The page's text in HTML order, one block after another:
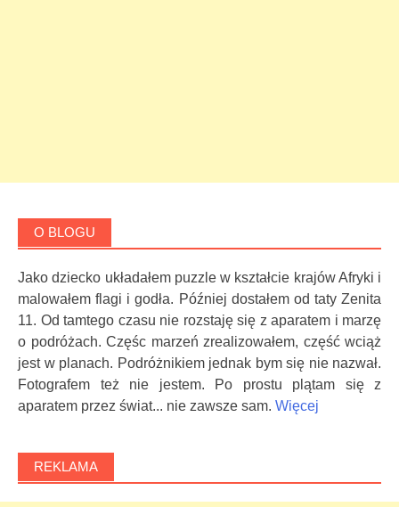
O BLOGU
Jako dziecko układałem puzzle w kształcie krajów Afryki i
malowałem flagi i godła. Później dostałem od taty Zenita
11. Od tamtego czasu nie rozstaję się z aparatem i marzę
o podróżach. Częśc marzeń zrealizowałem, część wciąż
jest w planach. Podróżnikiem jednak bym się nie nazwał.
Fotografem też nie jestem. Po prostu plątam się z
aparatem przez świat... nie zawsze sam. Więcej
REKLAMA